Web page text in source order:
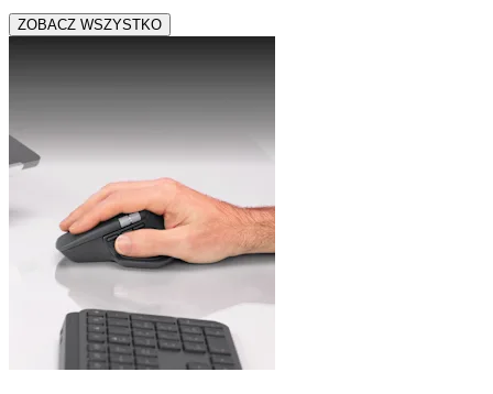
ZOBACZ WSZYSTKO